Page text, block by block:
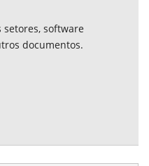
software
documentos.